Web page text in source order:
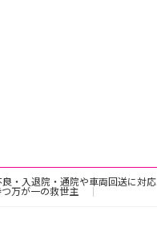
・入退院・通院や車両回送に対応
万が一の救世主